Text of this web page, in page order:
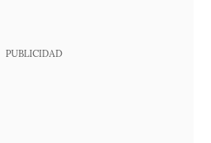
PUBLICIDAD